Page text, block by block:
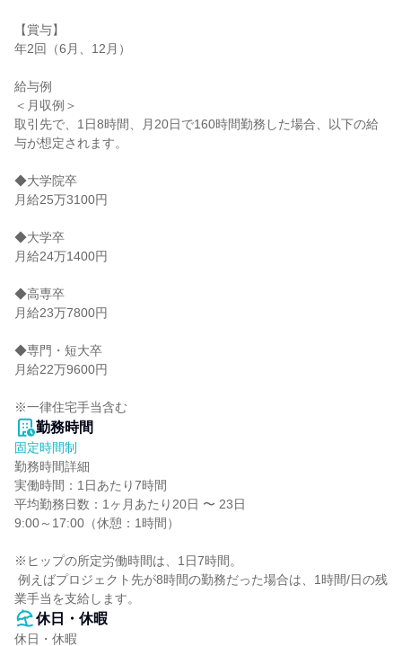
【賞与】
年2回（6月、12月）
給与例
＜月収例＞
取引先で、1日8時間、月20日で160時間勤務した場合、以下の給
与が想定されます。
◆大学院卒
月給25万3100円
◆大学卒
月給24万1400円
◆高専卒
月給23万7800円
◆専門・短大卒
月給22万9600円
※一律住宅手当含む
勤務時間
固定時間制
勤務時間詳細
実働時間：1日あたり7時間
平均勤務日数：1ヶ月あたり20日 〜 23日
9:00～17:00（休憩：1時間）
※ヒップの所定労働時間は、1日7時間。
業手当を支給します。
休日・休暇
休日・休暇